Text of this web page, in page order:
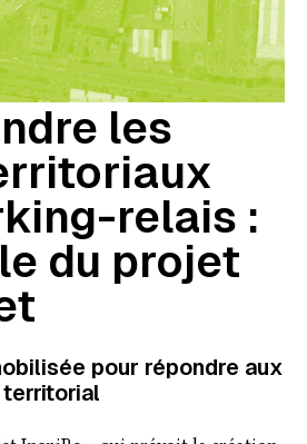
les
relais :
du projet
pour répondre aux
territorial